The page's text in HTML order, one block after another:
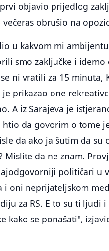
objavio prijedlog
obrušio na
u kakvom mi
smo zaključke i idemo
ni vratili za 15 minuta,
prikazao one
A iz Sarajeva je
htio da govorim o tome
da ako ja šutim da su
Mislite da ne znam.
političari u
i oni neprijateljskom
za RS. E to su ti ljudi
kako se ponašati",